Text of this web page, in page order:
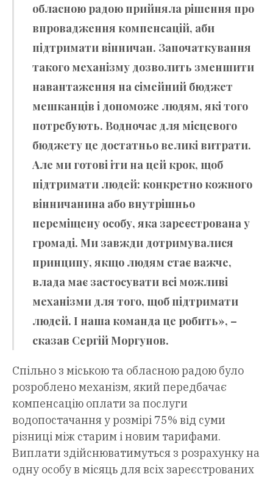
обласною радою прийняла рішення про
впровадження компенсацій, аби
підтримати вінничан. Започаткування
такого механізму дозволить зменшити
навантаження на сімейний бюджет
мешканців і допоможе людям, які того
потребують. Водночас для місцевого
бюджету це достатньо великі витрати.
Але ми готові іти на цей крок, щоб
підтримати людей: конкретно кожного
вінничанина або внутрішньо
переміщену особу, яка зареєстрована у
громаді. Ми завжди дотримувалися
принципу, якщо людям стає важче,
влада має застосувати всі можливі
механізми для того, щоб підтримати
людей. І наша команда це робить», –
сказав Сергій Моргунов.
Спільно з міською та обласною радою було
розроблено механізм, який передбачає
компенсацію оплати за послуги
водопостачання у розмірі 75% від суми
різниці між старим і новим тарифами.
Виплати здійснюватимуться з розрахунку на
одну особу в місяць для всіх зареєстрованих